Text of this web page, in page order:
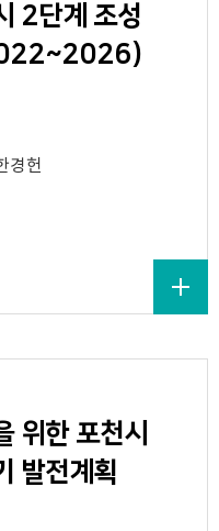
2단계 조성
경헌
위한 포천시
발전계획